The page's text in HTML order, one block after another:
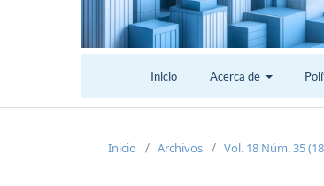
Inicio Acerca de
Inicio / Archivos / Vol. 18 Núm. 35